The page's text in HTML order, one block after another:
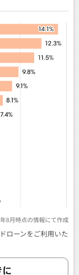
8月時点の情報にて作成
ローンをご利用いた